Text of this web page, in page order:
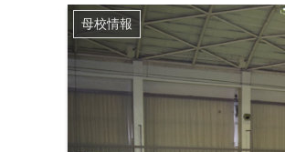
母校情報